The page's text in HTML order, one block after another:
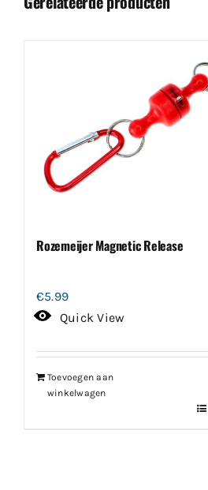
Rozemeijer Magnetic Release
€5.99
Quick View
Toevoegen aan
winkelwagen